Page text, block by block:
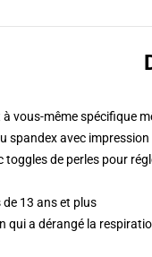
vous-même spécifique
spandex avec
de perles pour
13 ans et plus
qui a dérangé la